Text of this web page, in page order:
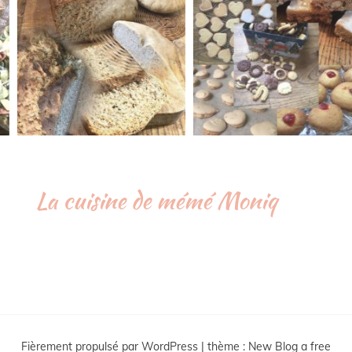
La cuisine de mémé Moniq
Fièrement propulsé par WordPress | thème : New Blog a free